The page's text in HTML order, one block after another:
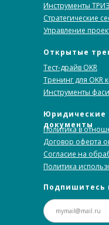
Открытые
Подпишитесь
Политика в
Договор оферта
Тест-драйв OKR
Тренинг для OKR
Инструменты
Инструменты
Стратегические
Управление
Согласие на
Юридические
документы
Политика